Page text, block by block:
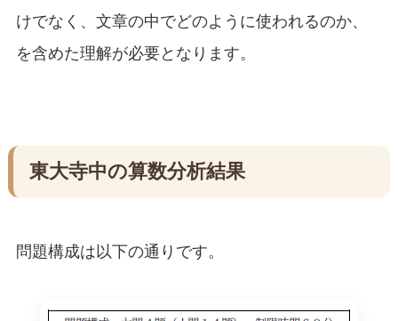
けでなく、文章の中でどのように使われるのか、
を含めた理解が必要となります。
東大寺中の算数分析結果
問題構成は以下の通りです。